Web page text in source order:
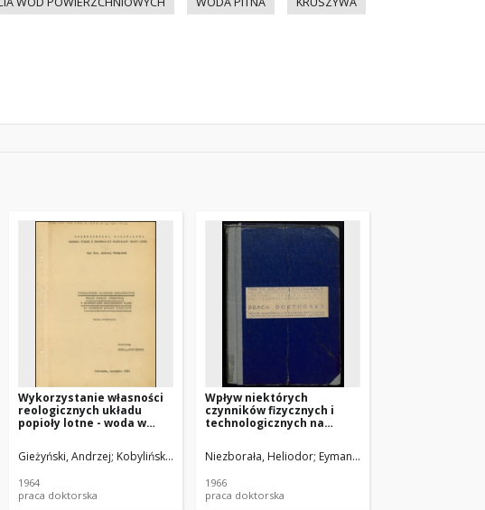
Wykorzystanie własności
reologicznych układu
popioły lotne - woda w
ciśnieniowym wsadu do
produkcji kruszyw
doktorska
Gieżyński, Andrzej Kobyliński, Antoni (1902-1977). Promotor
1964
praca doktorska
Wpływ niektórych
czynników fizycznych i
technologicznych na
betonu : rozprawa
doktorska. T. 1, Cz. 1, Cz. 2,
Badania własne
Niezborała, Heliodor Eyman, Krystian (1909-1984).
1966
praca doktorska